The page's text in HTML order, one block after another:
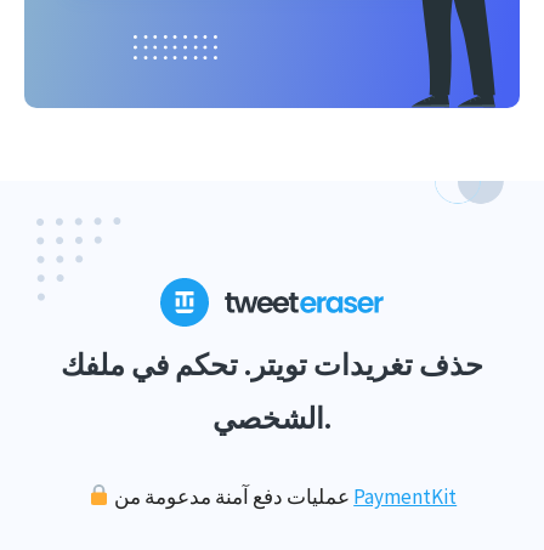
حذف تغريدات تويتر. تحكم في ملفك
الشخصي.
PaymentKit